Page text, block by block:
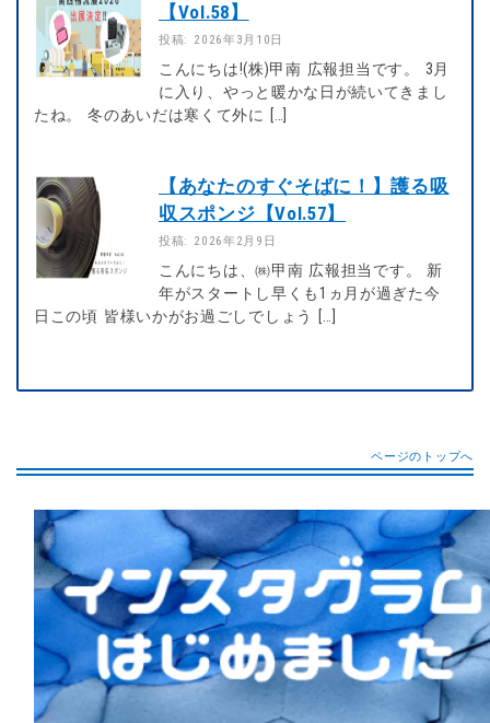
【Vol.58】
投稿: 2026年3月10日
こんにちは!(株)甲南 広報担当です。 3月
に入り、やっと暖かな日が続いてきまし
たね。 冬のあいだは寒くて外に […]
【あなたのすぐそばに！】護る吸
収スポンジ【Vol.57】
投稿: 2026年2月9日
こんにちは、㈱甲南 広報担当です。 新
年がスタートし早くも1ヵ月が過ぎた今
日この頃 皆様いかがお過ごしでしょう […]
ページのトップへ